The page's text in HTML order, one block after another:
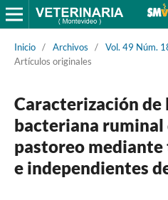
Inicio / Archivos / Vol. 49 Núm.
Artículos originales
Caracterización
bacteriana ruminal
pastoreo mediante
e independientes